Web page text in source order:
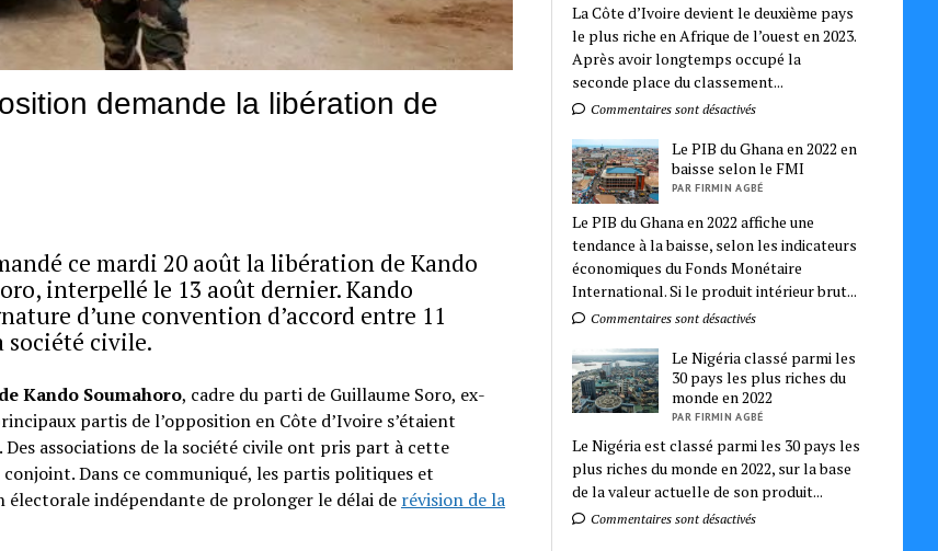
demande la libération de
ce mardi 20 août la libération de Kando
interpellé le 13 août dernier. Kando
d’une convention d’accord entre 11
société civile.
Kando Soumahoro, cadre du parti de Guillaume Soro, ex-
partis de l’opposition en Côte d’Ivoire s’étaient
associations de la société civile ont pris part à cette
Dans ce communiqué, les partis politiques et
électorale indépendante de prolonger le délai de révision de la
La Côte d’Ivoire devient le deuxième pays
le plus riche en Afrique de l’ouest en 2023.
Après avoir longtemps occupé la
seconde place du classement...
Commentaires sont désactivés
Le PIB du Ghana en 2022 en
baisse selon le FMI
PAR FIRMIN AGBÉ
Le PIB du Ghana en 2022 affiche une
tendance à la baisse, selon les indicateurs
économiques du Fonds Monétaire
International. Si le produit intérieur brut...
Commentaires sont désactivés
Le Nigéria classé parmi les
30 pays les plus riches du
monde en 2022
PAR FIRMIN AGBÉ
Le Nigéria est classé parmi les 30 pays les
plus riches du monde en 2022, sur la base
de la valeur actuelle de son produit...
Commentaires sont désactivés